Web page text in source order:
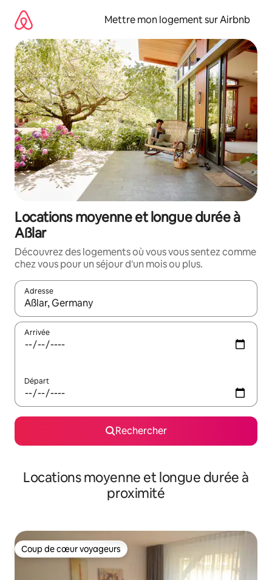
directement
contenu
Mettre mon logement sur Airbnb
Locations moyenne et longue durée à
Aßlar
Découvrez des logements où vous vous sentez comme
chez vous pour un séjour d'un mois ou plus.
Adresse
Lorsque les résultats s'affichent, utilisez les flèches vers le
Arrivée
Départ
Rechercher
Locations moyenne et longue durée à
proximité
Coup de cœur voyageurs
Coup de cœur voyageurs